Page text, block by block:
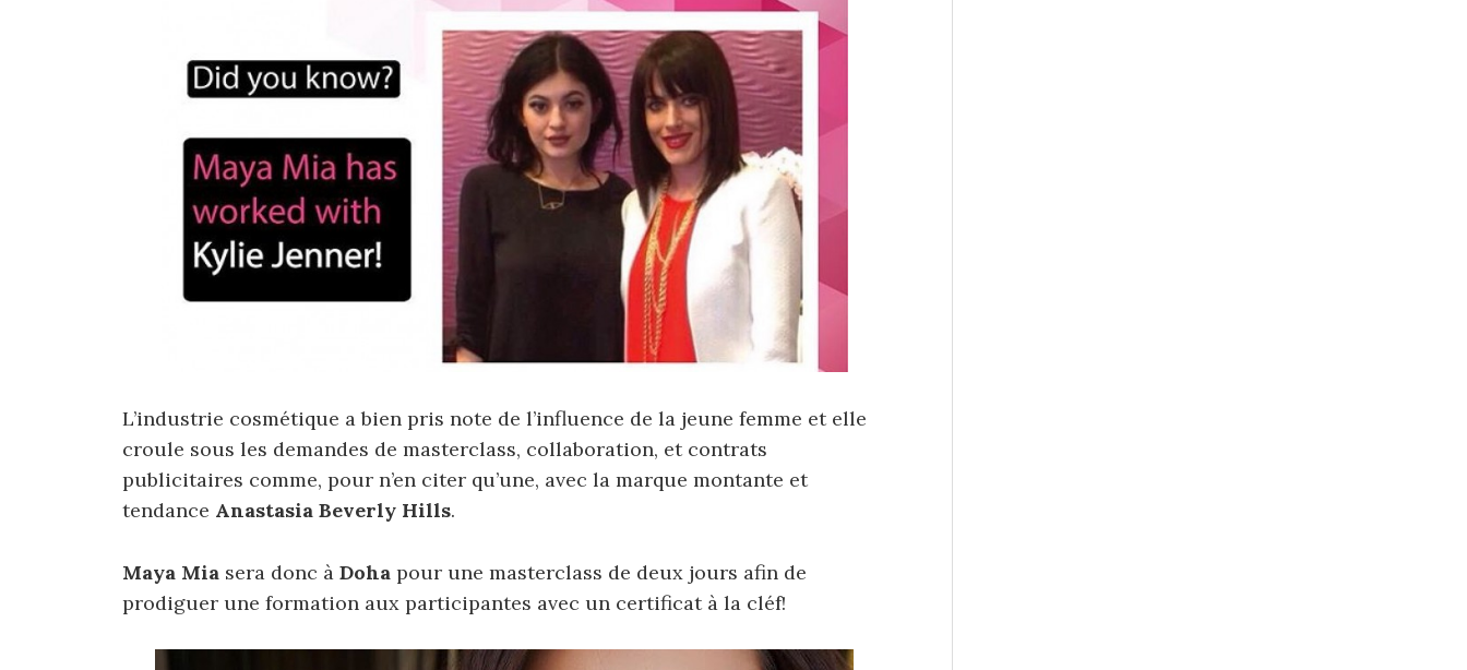
L’industrie cosmétique a bien pris note de l’influence de la jeune femme et elle
croule sous les demandes de masterclass, collaboration, et contrats
publicitaires comme, pour n’en citer qu’une, avec la marque montante et
tendance Anastasia Beverly Hills.
Maya Mia sera donc à Doha pour une masterclass de deux jours afin de
prodiguer une formation aux participantes avec un certificat à la cléf!